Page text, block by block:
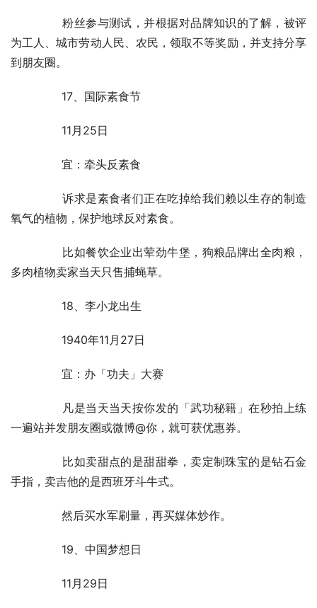
为工人、城市劳动人民、农民，领取不等奖励，并支持分享
到朋友圈。
	　　17、国际素食节
	　　11月25日
	　　宜：牵头反素食
氧气的植物，保护地球反对素食。
多肉植物卖家当天只售捕蝇草。
	　　18、李小龙出生
	　　1940年11月27日
	　　宜：办「功夫」大赛
一遍站并发朋友圈或微博@你，就可获优惠券。
手指，卖吉他的是西班牙斗牛式。
	　　然后买水军刷量，再买媒体炒作。
	　　19、中国梦想日
	　　11月29日